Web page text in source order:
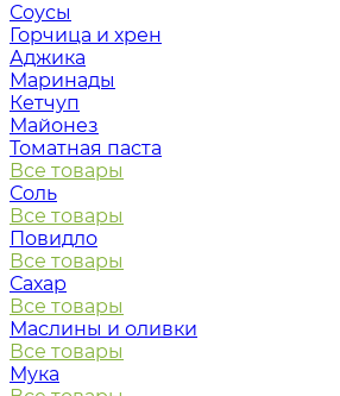
Соусы
Горчица и хрен
Аджика
Маринады
Кетчуп
Майонез
Томатная паста
Все товары
Соль
Все товары
Повидло
Все товары
Сахар
Все товары
Маслины и оливки
Все товары
Мука